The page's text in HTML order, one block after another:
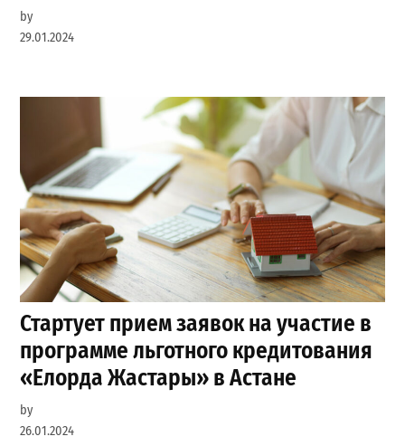
by
29.01.2024
Стартует прием заявок на участие в
программе льготного кредитования
«Елорда Жастары» в Астане
by
26.01.2024